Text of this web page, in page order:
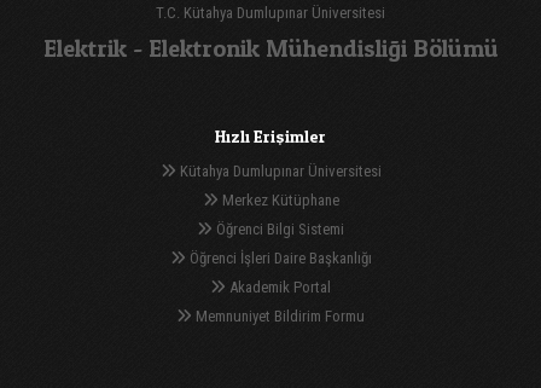
T.C. Kütahya Dumlupınar Üniversitesi
Elektrik - Elektronik Mühendisliği Bölümü
Hızlı Erişimler
Kütahya Dumlupınar Üniversitesi
Merkez Kütüphane
Öğrenci Bilgi Sistemi
Öğrenci İşleri Daire Başkanlığı
Akademik Portal
Memnuniyet Bildirim Formu